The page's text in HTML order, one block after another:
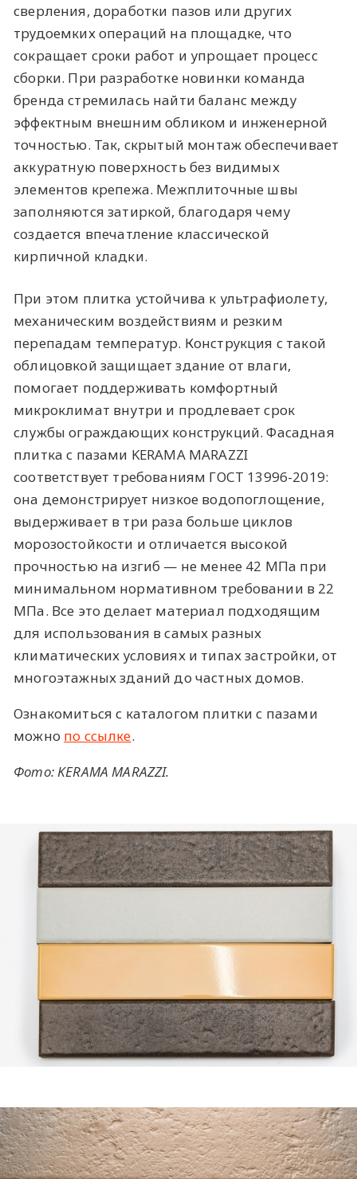
сверления, доработки пазов или других
трудоемких операций на площадке, что
сокращает сроки работ и упрощает процесс
сборки. При разработке новинки команда
бренда стремилась найти баланс между
эффектным внешним обликом и инженерной
точностью. Так, скрытый монтаж обеспечивает
аккуратную поверхность без видимых
элементов крепежа. Межплиточные швы
заполняются затиркой, благодаря чему
создается впечатление классической
кирпичной кладки.
При этом плитка устойчива к ультрафиолету,
механическим воздействиям и резким
перепадам температур. Конструкция с такой
облицовкой защищает здание от влаги,
помогает поддерживать комфортный
микроклимат внутри и продлевает срок
службы ограждающих конструкций. Фасадная
плитка с пазами KERAMA MARAZZI
соответствует требованиям ГОСТ 13996-2019:
она демонстрирует низкое водопоглощение,
выдерживает в три раза больше циклов
морозостойкости и отличается высокой
прочностью на изгиб — не менее 42 МПа при
минимальном нормативном требовании в 22
МПа. Все это делает материал подходящим
для использования в самых разных
климатических условиях и типах застройки, от
многоэтажных зданий до частных домов.
Ознакомиться с каталогом плитки с пазами
можно по ссылке.
Фото: KERAMA MARAZZI.